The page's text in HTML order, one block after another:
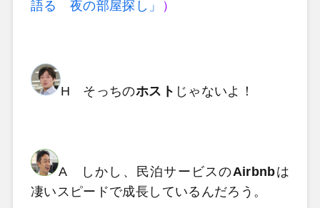
語る 夜の部屋探し」
）
H そっちのホスト じゃないよ！
A しかし、民泊サービスのAirbnbは
凄いスピードで成長しているんだろう。